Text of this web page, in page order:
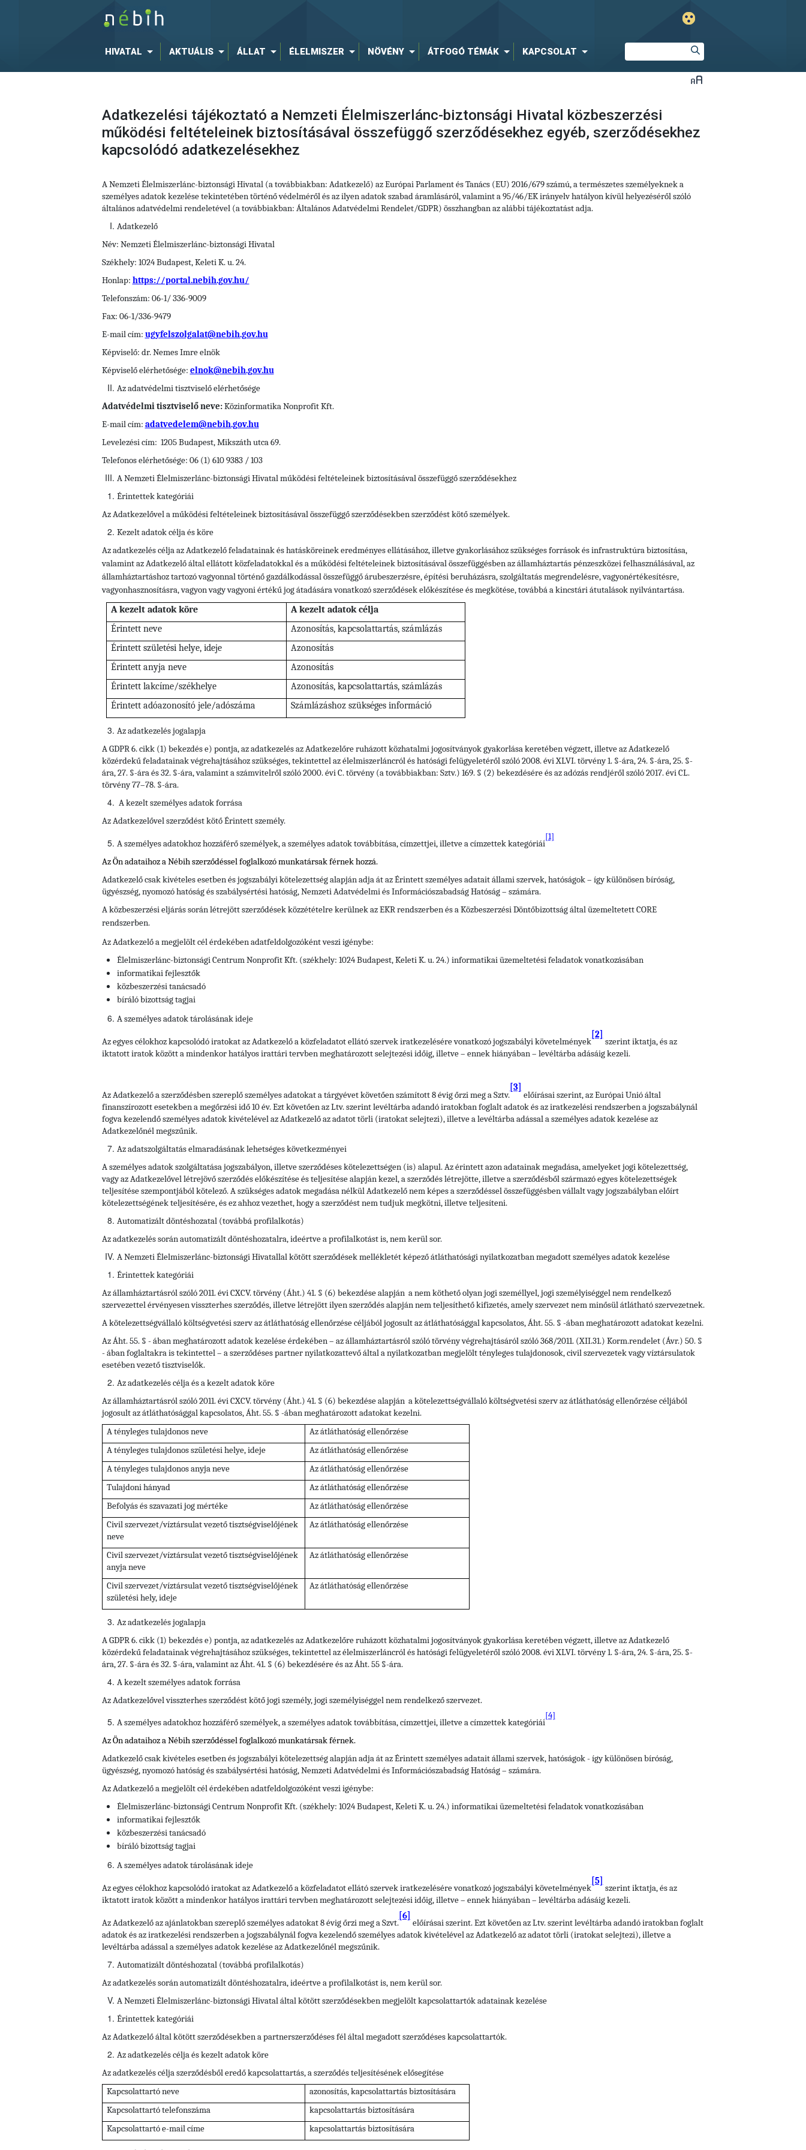
HIVATAL AKTUÁLIS ÁLLAT ÉLELMISZER NÖVÉNY ÁTFOGÓ TÉMÁK KAPCSOLAT
Adatkezelési tájékoztató a Nemzeti Élelmiszerlánc-biztonsági Hivatal közbeszerzési
működési feltételeinek biztosításával összefüggő szerződésekhez egyéb, szerződésekhez
kapcsolódó adatkezelésekhez
A Nemzeti Élelmiszerlánc-biztonsági Hivatal (a továbbiakban: Adatkezelő) az Európai Parlament és Tanács (EU) 2016/679 számú, a természetes személyeknek a
személyes adatok kezelése tekintetében történő védelméről és az ilyen adatok szabad áramlásáról, valamint a 95/46/EK irányelv hatályon kívül helyezéséről szóló
általános adatvédelmi rendeletével (a továbbiakban: Általános Adatvédelmi Rendelet/GDPR) összhangban az alábbi tájékoztatást adja.
Adatkezelő
Név: Nemzeti Élelmiszerlánc-biztonsági Hivatal
Székhely: 1024 Budapest, Keleti K. u. 24.
Honlap: https://portal.nebih.gov.hu/
Telefonszám: 06-1/ 336-9009
Fax: 06-1/336-9479
E-mail cím: ugyfelszolgalat@nebih.gov.hu
Képviselő: dr. Nemes Imre elnök
Képviselő elérhetősége: elnok@nebih.gov.hu
Az adatvédelmi tisztviselő elérhetősége
Adatvédelmi tisztviselő neve:Közinformatika Nonprofit Kft.
E-mail cím: adatvedelem@nebih.gov.hu
Levelezési cím: 1205 Budapest, Mikszáth utca 69.
Telefonos elérhetősége: 06 (1) 610 9383 / 103
A Nemzeti Élelmiszerlánc-biztonsági Hivatal működési feltételeinek biztosításával összefüggő szerződésekhez
Érintettek kategóriái
Az Adatkezelővel aműködési feltételeinek biztosításával összefüggő szerződésekbenszerződést kötő személyek.
Kezelt adatok célja és köre
Az adatkezelés célja az Adatkezelő feladatainak és hatásköreinek eredményes ellátásához, illetve gyakorlásához szükséges források és infrastruktúra biztosítása,
valamint az Adatkezelő által ellátott közfeladatokkal és a működési feltételeinek biztosításával összefüggésben az államháztartás pénzeszközei felhasználásával, az
államháztartáshoz tartozó vagyonnal történő gazdálkodással összefüggő árubeszerzésre, építési beruházásra, szolgáltatás megrendelésre, vagyonértékesítésre,
vagyonhasznosításra, vagyon vagy vagyoni értékű jog átadására vonatkozó szerződések előkészítése és megkötése, továbbá a kincstári átutalások nyilvántartása.
A kezelt adatok köre
A kezelt adatok célja
Érintett neve
Azonosítás, kapcsolattartás, számlázás
Érintett születési helye, ideje
Azonosítás
Érintett anyja neve
Azonosítás
Érintett lakcíme/székhelye
Azonosítás, kapcsolattartás, számlázás
Érintett adóazonosító jele/adószáma
Számlázáshoz szükséges információ
Az adatkezelés jogalapja
A GDPR 6. cikk (1) bekezdés e) pontja, az adatkezelés az Adatkezelőre ruházott közhatalmi jogosítványok gyakorlása keretében végzett, illetve az Adatkezelő
közérdekű feladatainak végrehajtásához szükséges, tekintettel az élelmiszerláncról és hatósági felügyeletéről szóló 2008. évi XLVI. törvény 1. §-ára, 24. §-ára, 25. §-
ára, 27. §-ára és 32. §-ára, valamint a számvitelről szóló 2000. évi C. törvény (a továbbiakban: Sztv.) 169. § (2) bekezdésére és az adózás rendjéről szóló 2017. évi CL.
törvény 77–78. §-ára.
A kezelt személyes adatok forrása
Az Adatkezelővel szerződést kötő Érintett személy.
A személyes adatokhoz hozzáférő személyek, a személyes adatok továbbítása, címzettjei, illetve a címzettek kategóriái
[1]
Az Ön adataihoz a Nébih szerződéssel foglalkozó munkatársak férnek hozzá.
Adatkezelő csak kivételes esetben és jogszabályi kötelezettség alapján adja át az Érintett személyes adatait állami szervek, hatóságok – így különösen bíróság,
ügyészség, nyomozó hatóság és szabálysértési hatóság, Nemzeti Adatvédelmi és Információszabadság Hatóság – számára.
A közbeszerzési eljárás során létrejött szerződések közzétételre kerülnek az EKR rendszerben és a Közbeszerzési Döntőbizottság által üzemeltetett CORE
rendszerben.
Az Adatkezelő a megjelölt cél érdekében adatfeldolgozóként veszi igénybe:
Élelmiszerlánc-biztonsági Centrum Nonprofit Kft. (székhely: 1024 Budapest, Keleti K. u. 24.) informatikai üzemeltetési feladatok vonatkozásában
informatikai fejlesztők
közbeszerzési tanácsadó
bíráló bizottság tagjai
A személyes adatok tárolásának ideje
Az egyes célokhoz kapcsolódó iratokat az Adatkezelő a közfeladatot ellátó szervek iratkezelésére vonatkozó jogszabályi követelmények
[2]
szerint iktatja, és az
iktatott iratok között a mindenkor hatályos irattári tervben meghatározott selejtezési időig, illetve – ennek hiányában – levéltárba adásáig kezeli.
Az Adatkezelő a szerződésben szereplő személyes adatokat a tárgyévet követően számított 8 évig őrzi meg a Sztv.
[3]
előírásai szerint, az Európai Unió által
finanszírozott esetekben a megőrzési idő 10 év. Ezt követően az Ltv. szerint levéltárba adandó iratokban foglalt adatok és az iratkezelési rendszerben a jogszabálynál
fogva kezelendő személyes adatok kivételével az Adatkezelő az adatot törli (iratokat selejtezi), illetve a levéltárba adással a személyes adatok kezelése az
Adatkezelőnél megszűnik.
Az adatszolgáltatás elmaradásának lehetséges következményei
A személyes adatok szolgáltatása jogszabályon, illetve szerződéses kötelezettségen (is) alapul. Az érintett azon adatainak megadása, amelyeket jogi kötelezettség,
vagy az Adatkezelővel létrejövő szerződés előkészítése és teljesítése alapján kezel, a szerződés létrejötte, illetve a szerződésből származó egyes kötelezettségek
teljesítése szempontjából kötelező. A szükséges adatok megadása nélkül Adatkezelő nem képes a szerződéssel összefüggésben vállalt vagy jogszabályban előírt
kötelezettségének teljesítésére, és ez ahhoz vezethet, hogy a szerződést nem tudjuk megkötni, illetve teljesíteni.
Automatizált döntéshozatal (továbbá profilalkotás)
Az adatkezelés során automatizált döntéshozatalra, ideértve a profilalkotást is, nem kerül sor.
A Nemzeti Élelmiszerlánc-biztonsági Hivatallal kötött szerződések mellékletét képező átláthatósági nyilatkozatban megadott személyes adatok kezelése
Érintettek kategóriái
Az államháztartásról szóló 2011. évi CXCV. törvény (Áht.) 41. § (6) bekezdése alapján a nem köthető olyan jogi személlyel, jogi személyiséggel nem rendelkező
szervezettel érvényesen visszterhes szerződés, illetve létrejött ilyen szerződés alapján nem teljesíthető kifizetés, amely szervezet nem minősül átlátható szervezetnek.
A kötelezettségvállaló költségvetési szerv az átláthatóság ellenőrzése céljából jogosult az átláthatósággal kapcsolatos, Áht. 55. § -ában meghatározott adatokat kezelni.
Az Áht. 55. § - ában meghatározott adatok kezelése érdekében – az államháztartásról szóló törvény végrehajtásáról szóló 368/2011. (XII.31.) Korm.rendelet (Ávr.) 50. §
- ában foglaltakra is tekintettel – a szerződéses partner nyilatkozattevő által a nyilatkozatban megjelölt tényleges tulajdonosok, civil szervezetek vagy víztársulatok
esetében vezető tisztviselők.
Az adatkezelés célja és a kezelt adatok köre
Az államháztartásról szóló 2011. évi CXCV. törvény (Áht.) 41. § (6) bekezdése alapján a kötelezettségvállaló költségvetési szerv az átláthatóság ellenőrzése céljából
jogosult az átláthatósággal kapcsolatos, Áht. 55. § -ában meghatározott adatokat kezelni.
A tényleges tulajdonos neve
Az átláthatóság ellenőrzése
A tényleges tulajdonos születési helye, ideje
Az átláthatóság ellenőrzése
A tényleges tulajdonos anyja neve
Az átláthatóság ellenőrzése
Tulajdoni hányad
Az átláthatóság ellenőrzése
Befolyás és szavazati jog mértéke
Az átláthatóság ellenőrzése
Civil szervezet/víztársulat vezető tisztségviselőjének
neve
Az átláthatóság ellenőrzése
Civil szervezet/víztársulat vezető tisztségviselőjének
anyja neve
Az átláthatóság ellenőrzése
Civil szervezet/víztársulat vezető tisztségviselőjének
születési hely, ideje
Az átláthatóság ellenőrzése
Az adatkezelés jogalapja
A GDPR 6. cikk (1) bekezdés e) pontja, az adatkezelés az Adatkezelőre ruházott közhatalmi jogosítványok gyakorlása keretében végzett, illetve az Adatkezelő
közérdekű feladatainak végrehajtásához szükséges, tekintettel az élelmiszerláncról és hatósági felügyeletéről szóló 2008. évi XLVI. törvény 1. §-ára, 24. §-ára, 25. §-
ára, 27. §-ára és 32. §-ára, valamint az Áht. 41. § (6) bekezdésére és az Áht. 55 §-ára.
A kezelt személyes adatok forrása
Az Adatkezelővelvisszterhes szerződést kötő jogi személy, jogi személyiséggel nem rendelkező szervezet.
A személyes adatokhoz hozzáférő személyek, a személyes adatok továbbítása, címzettjei, illetve a címzettek kategóriái
[4]
Az Ön adataihoz a Nébih szerződéssel foglalkozó munkatársak férnek.
Adatkezelő csak kivételes esetben és jogszabályi kötelezettség alapján adja át az Érintett személyes adatait állami szervek, hatóságok - így különösen bíróság,
ügyészség, nyomozó hatóság és szabálysértési hatóság, Nemzeti Adatvédelmi és Információszabadság Hatóság – számára.
Az Adatkezelő a megjelölt cél érdekében adatfeldolgozóként veszi igénybe:
Élelmiszerlánc-biztonsági Centrum Nonprofit Kft. (székhely: 1024 Budapest, Keleti K. u. 24.) informatikai üzemeltetési feladatok vonatkozásában
informatikai fejlesztők
közbeszerzési tanácsadó
bíráló bizottság tagjai
A személyes adatok tárolásának ideje
Az egyes célokhoz kapcsolódó iratokat az Adatkezelő a közfeladatot ellátó szervek iratkezelésére vonatkozó jogszabályi követelmények
[5]
szerint iktatja, és az
iktatott iratok között a mindenkor hatályos irattári tervben meghatározott selejtezési időig, illetve – ennek hiányában – levéltárba adásáig kezeli.
Az Adatkezelő az ajánlatokban szereplő személyes adatokat 8 évig őrzi meg a Szvt.
[6]
előírásai szerint. Ezt követően az Ltv. szerint levéltárba adandó iratokban foglalt
adatok és az iratkezelési rendszerben a jogszabálynál fogva kezelendő személyes adatok kivételével az Adatkezelő az adatot törli (iratokat selejtezi), illetve a
levéltárba adással a személyes adatok kezelése az Adatkezelőnél megszűnik.
Automatizált döntéshozatal (továbbá profilalkotás)
Az adatkezelés során automatizált döntéshozatalra, ideértve a profilalkotást is, nem kerül sor.
A Nemzeti Élelmiszerlánc-biztonsági Hivatal által kötött szerződésekben megjelölt kapcsolattartók adatainak kezelése
Érintettek kategóriái
Az Adatkezelő által kötött szerződésekben a partnerszerződéses fél által megadott szerződéses kapcsolattartók.
Az adatkezelés célja és kezelt adatok köre
Az adatkezelés célja szerződésből eredő kapcsolattartás, a szerződés teljesítésének elősegítése
Kapcsolattartó neve
azonosítás, kapcsolattartás biztosítására
Kapcsolattartó telefonszáma
kapcsolattartás biztosítására
Kapcsolattartó e-mail címe
kapcsolattartás biztosítására